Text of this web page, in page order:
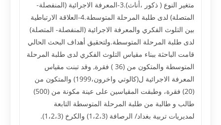
متغير النوع ( ذكور ،أناث).3-المعرفة الاجرائية (المنفصلة-
المتصلة) لدى طلبة المرحلة المتوسطة.4-العلاقة الارتباطية
بين التلوث الفكري والمعرفة الاجرائية (المنفصلة- المتصلة)
لدى طلبة المرحلة المتوسطة.ولتحقيق أهداف البحث الحالي
قامت الباحثة ببناء مقياس التلوث الفكري لدى طلبة المرحلة
المتوسطة والمتكون من (36 ) فقرة, وقد تبنت مقياس
المعرفة الاجرائية ل(كالوتي واخرون،1999) والمتكون من
(20) فقرة، وطبقت المقياسين على عينة مكونة من (500)
طالب و طالبة من طلبة المرحلة المتوسطة التابعة
لمديريات تربية بغداد/ الرصافة (1،2،3) والكرخ (1،2،3).